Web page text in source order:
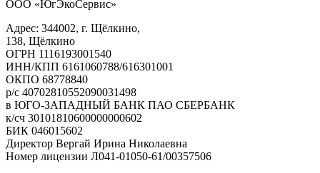
ООО «ЮгЭкоСервис»
Адрес: 344002, г. Щёлкино,
138, Щёлкино
ОГРН 1116193001540
ИНН/КПП 6161060788/616301001
ОКПО 68778840
р/с 40702810552090031498
в ЮГО-ЗАПАДНЫЙ БАНК ПАО СБЕРБАНК
к/сч 30101810600000000602
БИК 046015602
Директор Вергай Ирина Николаевна
Номер лицензии Л041-01050-61/00357506